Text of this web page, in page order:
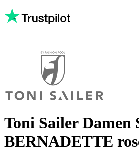
Toni Sailer Damen
BERNADETTE